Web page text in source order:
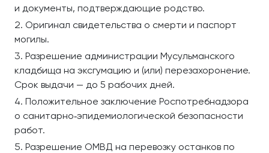
и документы, подтверждающие родство.
Оригинал свидетельства о смерти и паспорт
могилы.
Разрешение администрации Мусульманского
кладбища на эксгумацию и (или) перезахоронение.
Срок выдачи — до 5 рабочих дней.
Положительное заключение Роспотребнадзора
о санитарно‑эпидемиологической безопасности
работ.
Разрешение ОМВД на перевозку останков по